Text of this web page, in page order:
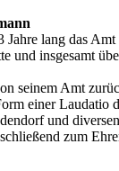
Jahre lang das Amt
und insgesamt
seinem Amt
einer Laudatio
und
zum